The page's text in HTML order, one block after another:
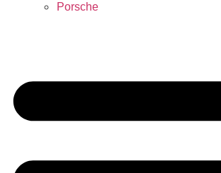
Porsche